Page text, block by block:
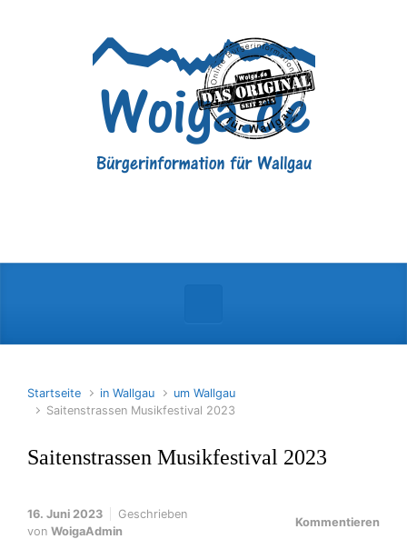
Startseite in Wallgau
um Wallgau
Saitenstrassen Musikfestival 2023
Saitenstrassen Musikfestival 2023
16. Juni 2023
Geschrieben
von WoigaAdmin
Kommentieren